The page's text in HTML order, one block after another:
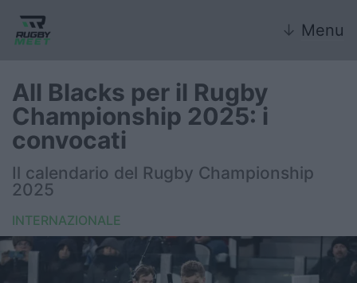
↓ Menu
Nazionale
Nazionali giovanili
FIR
Internazionale
All Blacks per il Rugby
Championship 2025: i
convocati
Il calendario del Rugby Championship
2025
INTERNAZIONALE